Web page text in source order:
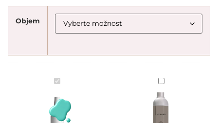
Objem
Barevny
gel
lak
BREEZE
Trendy
nails
Cleanser
Trendy
nails
250